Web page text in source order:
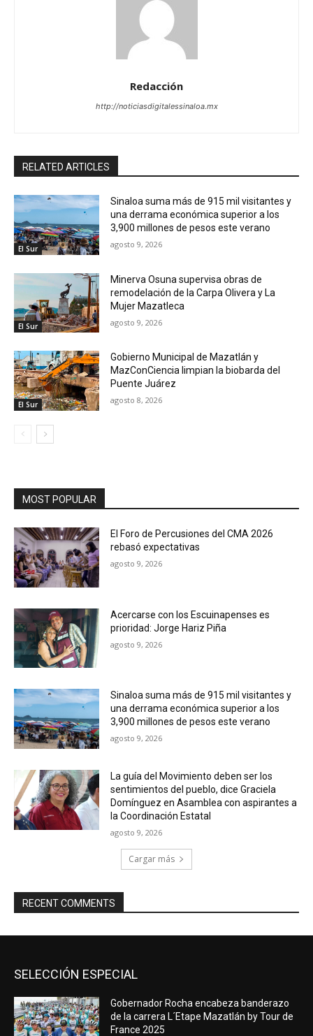
Redacción
http://noticiasdigitalessinaloa.mx
RELATED ARTICLES
El Sur
Sinaloa suma más de 915 mil visitantes y
una derrama económica superior a los
3,900 millones de pesos este verano
agosto 9, 2026
El Sur
Minerva Osuna supervisa obras de
remodelación de la Carpa Olivera y La
Mujer Mazatleca
agosto 9, 2026
El Sur
Gobierno Municipal de Mazatlán y
MazConCiencia limpian la biobarda del
Puente Juárez
agosto 8, 2026
MOST POPULAR
El Foro de Percusiones del CMA 2026
rebasó expectativas
agosto 9, 2026
Acercarse con los Escuinapenses es
prioridad: Jorge Hariz Piña
agosto 9, 2026
Sinaloa suma más de 915 mil visitantes y
una derrama económica superior a los
3,900 millones de pesos este verano
agosto 9, 2026
La guía del Movimiento deben ser los
sentimientos del pueblo, dice Graciela
Domínguez en Asamblea con aspirantes a
la Coordinación Estatal
agosto 9, 2026
Cargar más
RECENT COMMENTS
SELECCIÓN ESPECIAL
Gobernador Rocha encabeza banderazo
de la carrera L´Etape Mazatlán by Tour de
France 2025